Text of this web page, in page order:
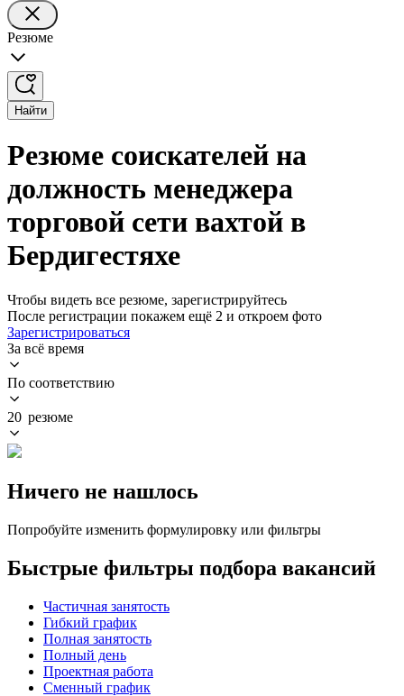
Резюме
Найти
Резюме соискателей на
должность менеджера
торговой сети вахтой в
Бердигестяхе
Чтобы видеть все резюме, зарегистрируйтесь
После регистрации покажем ещё 2 и откроем фото
Зарегистрироваться
За всё время
По соответствию
20 резюме
Ничего не нашлось
Попробуйте изменить формулировку или фильтры
Быстрые фильтры подбора вакансий
Частичная занятость
Гибкий график
Полная занятость
Полный день
Проектная работа
Сменный график